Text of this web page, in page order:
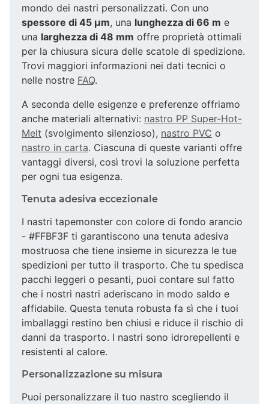
mondo dei nastri personalizzati. Con uno
spessore di 45 µm, una lunghezza di 66 m e
una larghezza di 48 mm offre proprietà ottimali
per la chiusura sicura delle scatole di spedizione.
Trovi maggiori informazioni nei dati tecnici o
nelle nostre FAQ.
A seconda delle esigenze e preferenze offriamo
anche materiali alternativi: nastro PP Super-Hot-
Melt (svolgimento silenzioso), nastro PVC o
nastro in carta. Ciascuna di queste varianti offre
vantaggi diversi, così trovi la soluzione perfetta
per ogni tua esigenza.
Tenuta adesiva eccezionale
I nastri tapemonster con colore di fondo arancio
- #FFBF3F ti garantiscono una tenuta adesiva
mostruosa che tiene insieme in sicurezza le tue
spedizioni per tutto il trasporto. Che tu spedisca
pacchi leggeri o pesanti, puoi contare sul fatto
che i nostri nastri aderiscano in modo saldo e
affidabile. Questa tenuta robusta fa sì che i tuoi
imballaggi restino ben chiusi e riduce il rischio di
danni da trasporto. I nastri sono idrorepellenti e
resistenti al calore.
Personalizzazione su misura
Puoi personalizzare il tuo nastro scegliendo il